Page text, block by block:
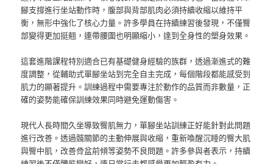
腳支撐進行坐站動作時，腹部與背部肌肉必須持續收縮以維持平
衡，無形中強化了核心力量。許多學員在持續練習後發現，不僅臀
部變得更加挺翹，連帶腰圍也明顯縮小，達到全身性的塑身效果。
這套進階課程特別適合已有基礎健身經驗的族群，透過漸進式的難
度調整，從輔助式單腳坐站到完全自主完成，每個階段都能感受到
肌力的顯著提升。訓練過程中需要專注於動作的品質而非數量，正
確的姿勢能確保訓練效果同時避免運動傷害。
現代人長時間久坐導致臀肌無力，單腳坐站訓練正好能針對此問題
進行改善。透過髖關節的主動伸展與收縮，重新喚醒沉睡的臀大肌
與臀中肌，改善骨盆前傾等姿勢不良問題。許多參與者表示，持續